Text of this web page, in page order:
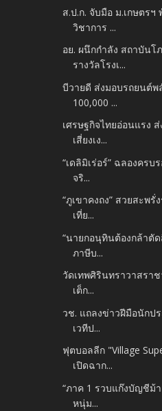
ส.ป.ก. จับมือ ม.เกษตร
วิชาการ ...
อย. ผนึกกำลัง สถาบัน
รางวัลโรงเ...
บีวายดี ส่งมอบรถยนต์
100,000 ...
เศรษฐกิจไทยอ่อนแรง
เสี่ยงเง...
“เดลิมิเร่อร์” ฉลองคร
จริ...
“ภูเขาคงถง” สวยสะพรั่
เที่ย...
“นายกอนุทินต้องกล้าตั
ภาษีบ...
วัดเทพศิรินทราวาสรา
เต็ก...
วช. แถลงข่าวฝีมือนักป
เวทีป...
ฟุตบอลลีก "Village
เปิดฉาก...
“ภาค 1 รวบแก๊งบัญชีม้
หนุ่ม...